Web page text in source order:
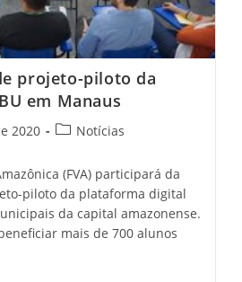
projeto-piloto da
em Manaus
2020 Notícias
(FVA) participará da
piloto da plataforma digital
da capital amazonense.
mais de 700 alunos